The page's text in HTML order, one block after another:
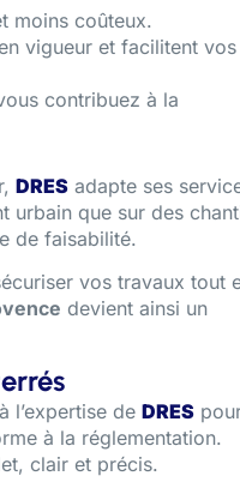
moins coûteux.
vigueur et facilitent vos
contribuez à la
DRES adapte ses
urbain que sur des
de faisabilité.
vos travaux tout
devient ainsi un
l’expertise de DRES
à la réglementation.
clair et précis.